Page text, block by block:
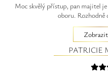
Moc skvělý přístup, pan majitel
oboru. Rozhodně
PATRICIE